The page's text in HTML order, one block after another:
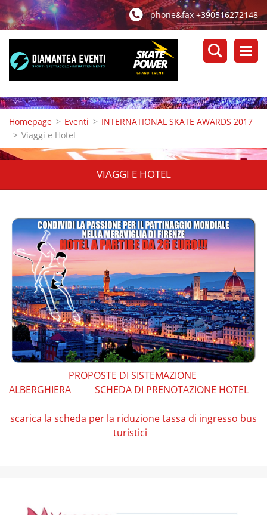
phone&fax +390516272148
Homepage > Eventi > INTERNATIONAL SKATE AWARDS 2017
> Viaggi e Hotel
VIAGGI E HOTEL
PROPOSTE DI SISTEMAZIONE
ALBERGHIERA
SCHEDA DI PRENOTAZIONE HOTEL
scarica la scheda per la riduzione tassa di ingresso bus
turistici